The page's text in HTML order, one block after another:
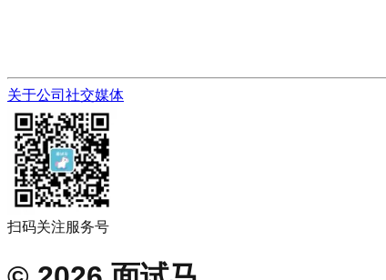
关于公司 社交媒体
扫码关注服务号